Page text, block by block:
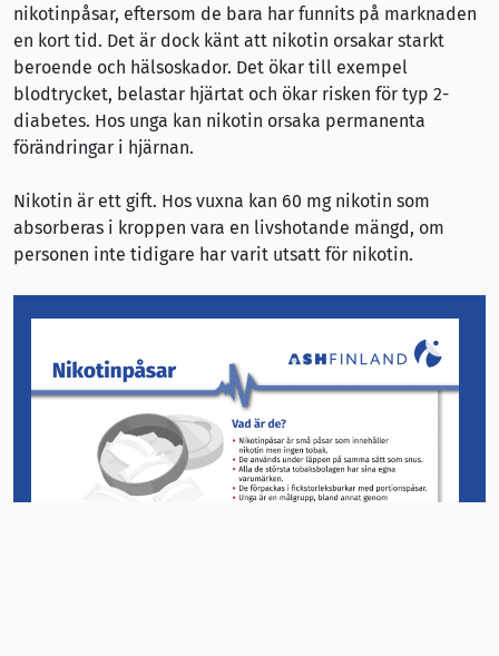
nikotinpåsar, eftersom de bara har funnits på marknaden
en kort tid. Det är dock känt att nikotin orsakar starkt
beroende och hälsoskador. Det ökar till exempel
blodtrycket, belastar hjärtat och ökar risken för typ 2-
diabetes. Hos unga kan nikotin orsaka permanenta
förändringar i hjärnan.
Nikotin är ett gift. Hos vuxna kan 60 mg nikotin som
absorberas i kroppen vara en livshotande mängd, om
personen inte tidigare har varit utsatt för nikotin.